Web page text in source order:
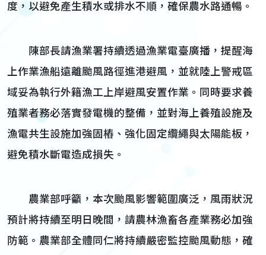
度，以避免產生積水或排水不順，確保農水路通暢。
陳部長請漁業署持續透過漁業電臺廣播，提醒海
上作業漁船遠離颱風路徑進港避風，並就陸上警戒區
域妥為執行外籍漁工上岸避風安置作業。同時要求養
殖業者務必落實發電機的整備，並對海上養殖設施及
漁電共生設施加強固樁、強化固定纜繩與太陽能板，
避免積水斷電造成損失。
農業部呼籲，本次颱風影響範圍廣泛，風雨狀況
預計將持續至明日晚間，請農林漁畜各產業務必加強
防範。農業部全體同仁將持續嚴密監控颱風動態，確